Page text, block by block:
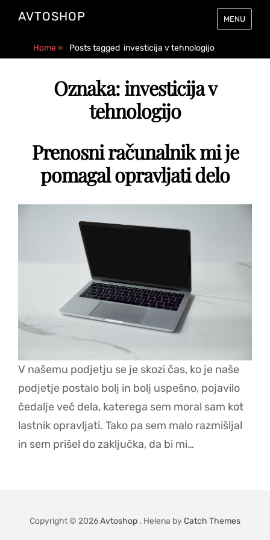
AVTOSHOP MENU
Home» Posts tagged investicija v tehnologijo
Oznaka:investicija v
tehnologijo
Prenosni računalnik mi je
pomagal opravljati delo
V našemu podjetju se je skozi čas, ko je naše
podjetje postalo bolj in bolj uspešno, pojavilo
čedalje več dela, katerega sem moral sam kot
lastnik opravljati. Tako pa sem malo razmišljal
in sem prišel do zaključka, da bi mi…
Copyright © 2026Avtoshop . Helena byCatch Themes